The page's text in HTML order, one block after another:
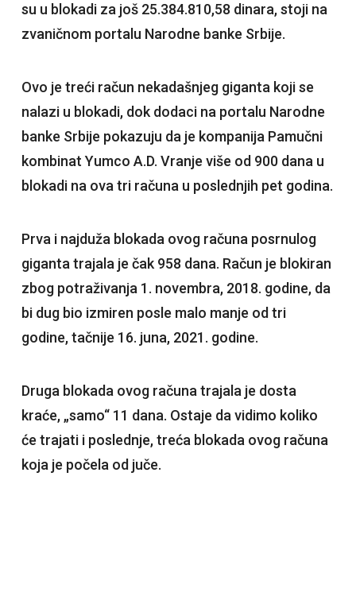
su u blokadi za još 25.384.810,58 dinara, stoji na
zvaničnom portalu Narodne banke Srbije.
Ovo je treći račun nekadašnjeg giganta koji se
nalazi u blokadi, dok dodaci na portalu Narodne
banke Srbije pokazuju da je kompanija Pamučni
kombinat Yumco A.D. Vranje više od 900 dana u
blokadi na ova tri računa u poslednjih pet godina.
Prva i najduža blokada ovog računa posrnulog
giganta trajala je čak 958 dana. Račun je blokiran
zbog potraživanja 1. novembra, 2018. godine, da
bi dug bio izmiren posle malo manje od tri
godine, tačnije 16. juna, 2021. godine.
Druga blokada ovog računa trajala je dosta
kraće, „samo“ 11 dana. Ostaje da vidimo koliko
će trajati i poslednje, treća blokada ovog računa
koja je počela od juče.